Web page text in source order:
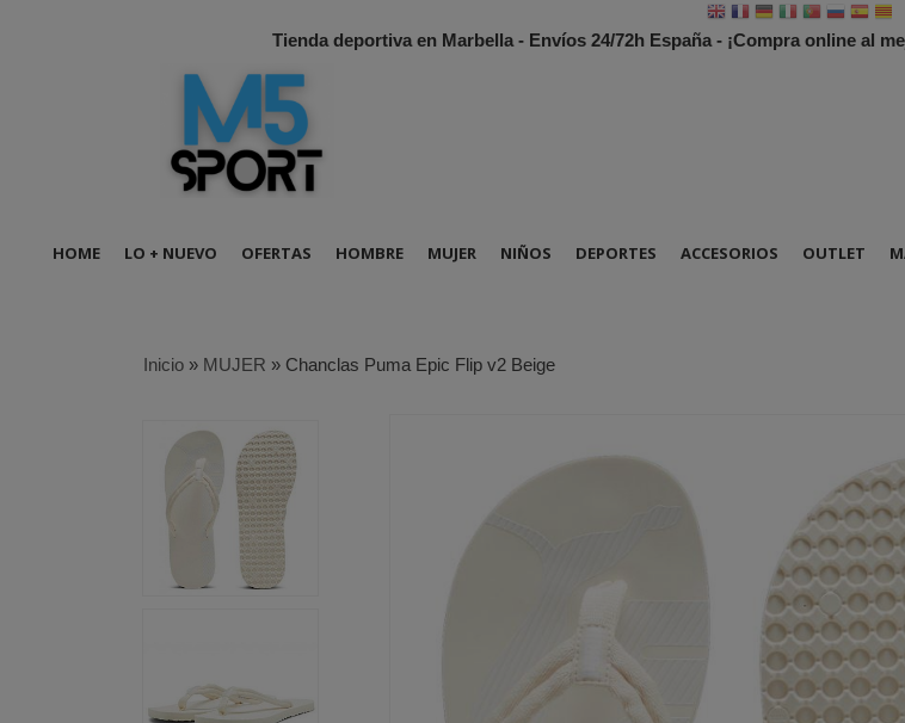
Tienda deportiva en Marbella - Envíos 24/72h España - ¡Compra online al
HOME LO + NUEVO OFERTAS HOMBRE MUJER NIÑOS DEPORTES ACCESORIOS OUTLET
Inicio» MUJER » Chanclas Puma Epic Flip v2 Beige